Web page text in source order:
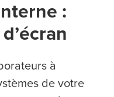
:
à
de votre